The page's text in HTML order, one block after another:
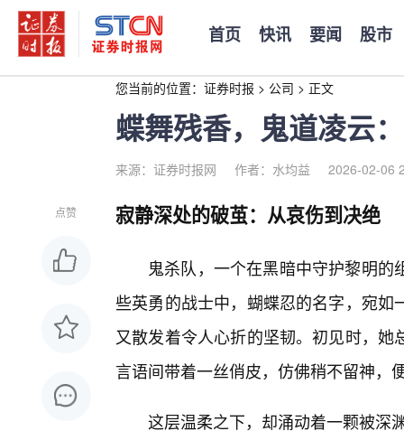
首页 快讯 要闻 股市
您当前的位置： 证券时报 > 公司 > 正文
蝶舞残香，鬼道凌云
来源：证券时报网 作者：水均益 2026-02-06
点赞 寂静深处的破茧：从哀伤到决绝
鬼杀队，一个在黑暗中守护黎明
些英勇的战士中，蝴蝶忍的名字，宛
又散发着令人心折的坚韧。初见时，
言语间带着一丝俏皮，仿佛稍不留神，
这层温柔之下，却涌动着一颗被深